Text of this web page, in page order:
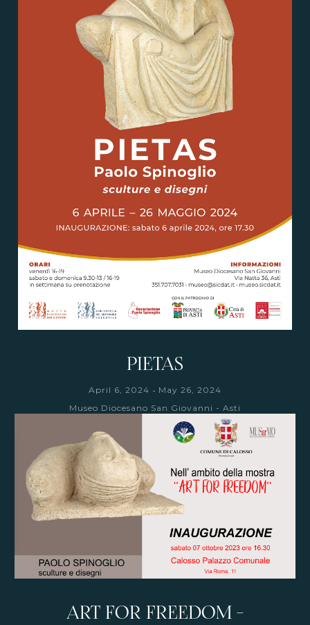
PIETAS
April 6, 2024 - May 26, 2024
Museo Diocesano San Giovanni - Asti
ART FOR FREEDOM -